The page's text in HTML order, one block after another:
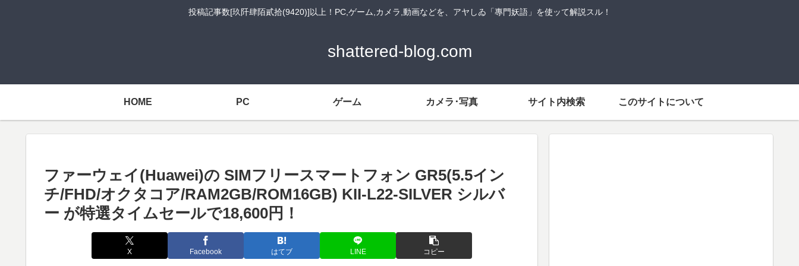
投稿記事数[玖阡肆陌貳拾(9420)]以上！PC,ゲーム,カメラ,動画などを、アヤしゐ「專門妖語」を使ッて解説スル！
shattered-blog.com
HOME PC ゲーム カメラ･写真 サイト内検索 このサイトについて
ファーウェイ(Huawei)の SIMフリースマートフォン GR5(5.5イン
チ/FHD/オクタコア/RAM2GB/ROM16GB) KII-L22-SILVER シルバ
ー が特選タイムセールで18,600円！
X Facebook はてブ LINE コピー